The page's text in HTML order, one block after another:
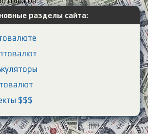
разделы сайта:
$$$